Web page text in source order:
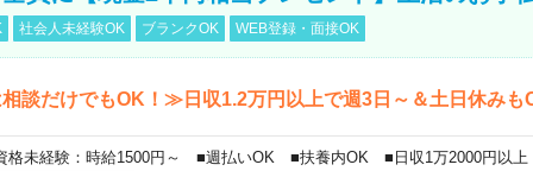
社会人未経験OK ブランクOK WEB登録・面接OK
談だけでもOK！≫日収1.2万円以上で週3日～＆土日休みも
格未経験：時給1500円～ ■週払いOK ■扶養内OK ■日収1万2000円以上